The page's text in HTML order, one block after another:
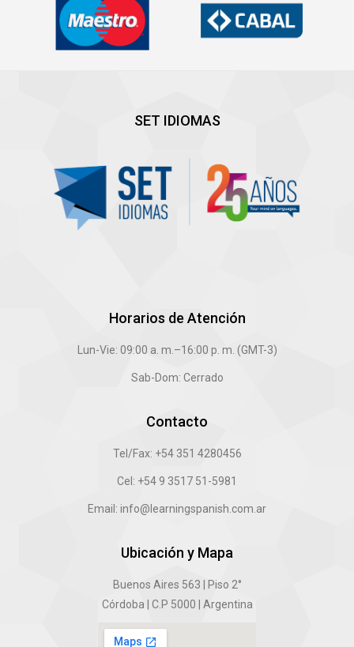
SET IDIOMAS
Horarios de Atención
Lun-Vie: 09:00 a. m.–16:00 p. m. (GMT-3)
Sab-Dom: Cerrado
Contacto
Tel/Fax: +54 351 4280456
Cel: +54 9 3517 51-5981
Email: info@learningspanish.com.ar
Ubicación y Mapa
Buenos Aires 563 | Piso 2°
Córdoba | C.P 5000 | Argentina